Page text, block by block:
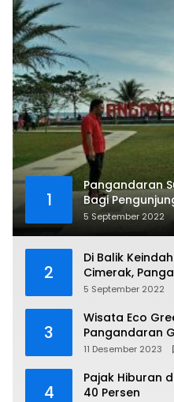
1
Pangandaran
Bagi
5 September 2022
2
Di Balik
Cimerak,
5 September 2022
3
Wisata Eco
Pangandaran
11 Desember 2023
4
Pajak Hiburan
40 Persen